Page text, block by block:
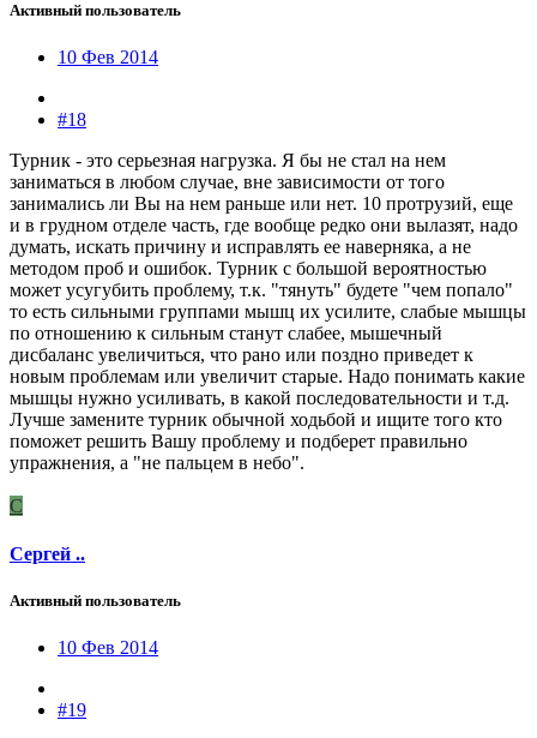
Активный пользователь
10 Фев 2014
#18
Турник - это серьезная нагрузка. Я бы не стал на нем
заниматься в любом случае, вне зависимости от того
занимались ли Вы на нем раньше или нет. 10 протрузий, еще
и в грудном отделе часть, где вообще редко они вылазят, надо
думать, искать причину и исправлять ее наверняка, а не
методом проб и ошибок. Турник с большой вероятностью
может усугубить проблему, т.к. "тянуть" будете "чем попало"
то есть сильными группами мышц их усилите, слабые мышцы
по отношению к сильным станут слабее, мышечный
дисбаланс увеличиться, что рано или поздно приведет к
новым проблемам или увеличит старые. Надо понимать какие
мышцы нужно усиливать, в какой последовательности и т.д.
Лучше замените турник обычной ходьбой и ищите того кто
поможет решить Вашу проблему и подберет правильно
упражнения, а "не пальцем в небо".
С
Сергей ..
Активный пользователь
10 Фев 2014
#19